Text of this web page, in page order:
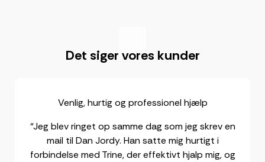
"
Det siger vores kunder
Venlig, hurtig og professionel hjælp
“Jeg blev ringet op samme dag som jeg skrev en
mail til Dan Jordy. Han satte mig hurtigt i
forbindelse med Trine, der effektivt hjalp mig, og